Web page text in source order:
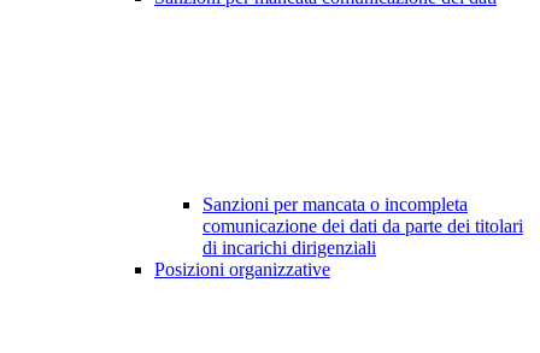
Sanzioni per mancata o incompleta
comunicazione dei dati da parte dei titolari
di incarichi dirigenziali
Posizioni organizzative